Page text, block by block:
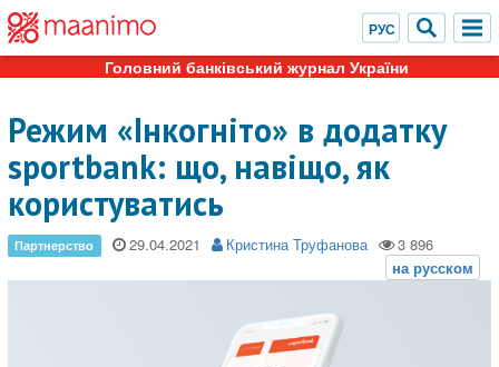
Головний банківський журнал України
Режим «Інкогніто» в додатку
sportbank: що, навіщо, як
користуватись
29.04.2021 Кристина Труфанова